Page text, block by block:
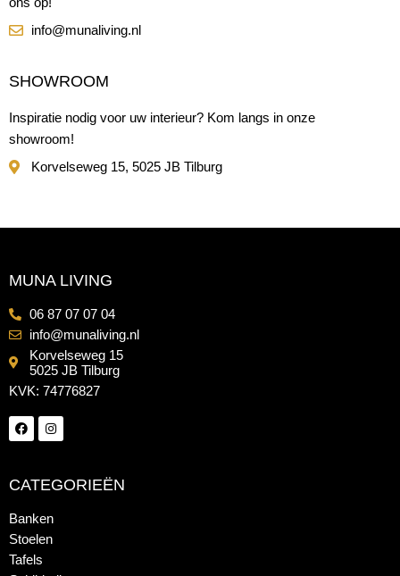
info@munaliving.nl
SHOWROOM
Inspiratie nodig voor uw interieur? Kom langs in onze
showroom!
Korvelseweg 15, 5025 JB Tilburg
MUNA LIVING
06 87 07 07 04
info@munaliving.nl
Korvelseweg 15
5025 JB Tilburg
KVK: 74776827
CATEGORIEËN
Banken
Stoelen
Tafels